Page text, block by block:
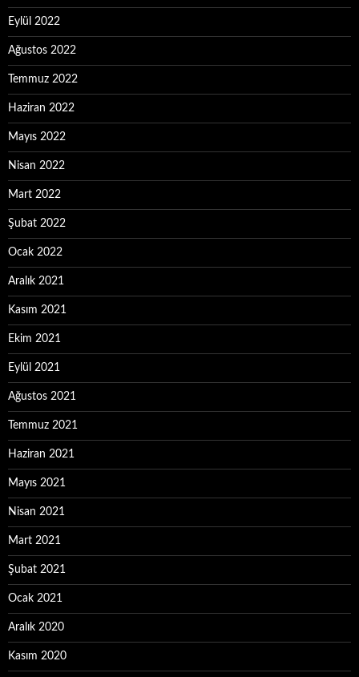
Eylül 2022
Ağustos 2022
Temmuz 2022
Haziran 2022
Mayıs 2022
Nisan 2022
Mart 2022
Şubat 2022
Ocak 2022
Aralık 2021
Kasım 2021
Ekim 2021
Eylül 2021
Ağustos 2021
Temmuz 2021
Haziran 2021
Mayıs 2021
Nisan 2021
Mart 2021
Şubat 2021
Ocak 2021
Aralık 2020
Kasım 2020